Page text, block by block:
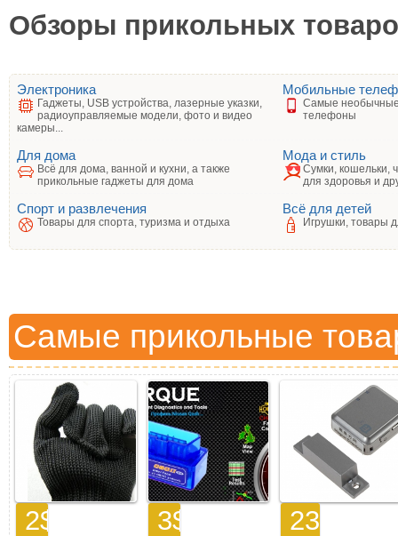
Обзоры прикольных
Электроника
Гаджеты, USB устройства, лазерные указки,
радиоуправляемые модели, фото и видео
камеры...
Мобильные
Самые
телефоны
Для дома
Всё для дома, ванной и кухни, а также
прикольные гаджеты для дома
Мода и стиль
Сумки, кошельки,
для здоровья и
Спорт и развлечения
Товары для спорта, туризма и отдыха
Всё для детей
Игрушки, товары
Самые прикольные